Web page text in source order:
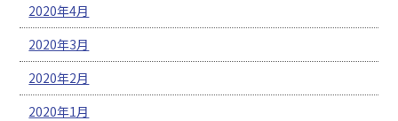
2020年4月
2020年3月
2020年2月
2020年1月